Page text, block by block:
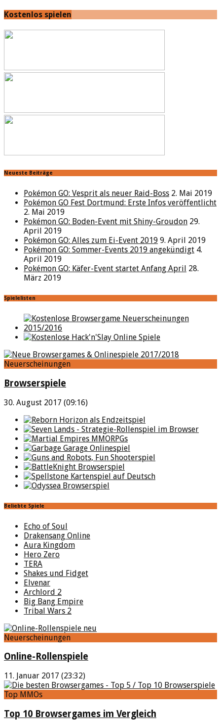
Kostenlos spielen
Neueste Beiträge
Pokémon GO: Vesprit als neuer Raid-Boss 2. Mai 2019
Pokémon GO Fest Dortmund: Erste Infos veröffentlicht
2. Mai 2019
Pokémon GO: Boden-Event mit Shiny-Groudon 29.
April 2019
Pokémon GO: Alles zum Ei-Event 2019 9. April 2019
Pokémon GO: Sommer-Events 2019 angekündigt 4.
April 2019
Pokémon GO: Käfer-Event startet Anfang April 28.
März 2019
Spielelisten
Neuerscheinungen
Browserspiele
30. August 2017 (09:16)
Beliebte Spiele
Echo of Soul
Drakensang Online
Aura Kingdom
Hero Zero
TERA
Shakes und Fidget
Elvenar
Archlord 2
Big Bang Empire
Tribal Wars 2
Neuerscheinungen
Online-Rollenspiele
11. Januar 2017 (23:32)
Top MMOs
Top 10 Browsergames im Vergleich